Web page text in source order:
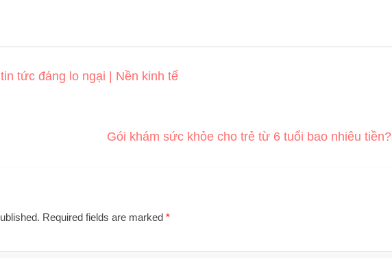
tức đáng lo ngại | Nền kinh tế
Gói khám sức khỏe cho trẻ từ 6 tuổi bao nhiêu tiền?
Required fields are marked *